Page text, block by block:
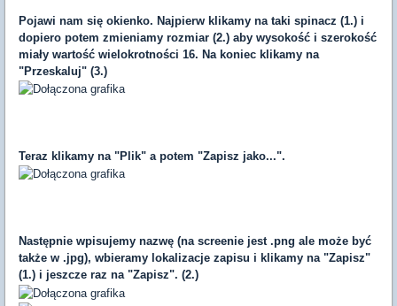
Pojawi nam się okienko. Najpierw klikamy na taki spinacz (1.) i
dopiero potem zmieniamy rozmiar (2.) aby wysokość i szerokość
miały wartość wielokrotności 16. Na koniec klikamy na
"Przeskaluj" (3.)
Teraz klikamy na "Plik" a potem "Zapisz jako...".
Następnie wpisujemy nazwę (na screenie jest .png ale może być
także w .jpg), wbieramy lokalizacje zapisu i klikamy na "Zapisz"
(1.) i jeszcze raz na "Zapisz". (2.)